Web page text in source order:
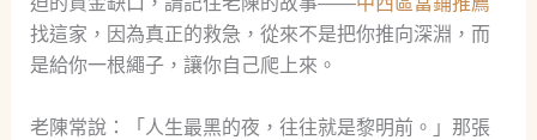
找這家，因為真正的救急，從來不是把你推向深淵，而
是給你一根繩子，讓你自己爬上來。
老陳常說：「人生最黑的夜，往往就是黎明前。」那張